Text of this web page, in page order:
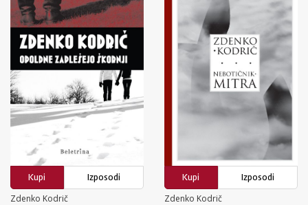
Kupi
Izposodi
Zdenko Kodrič
Kupi
Izposodi
Zdenko Kodrič